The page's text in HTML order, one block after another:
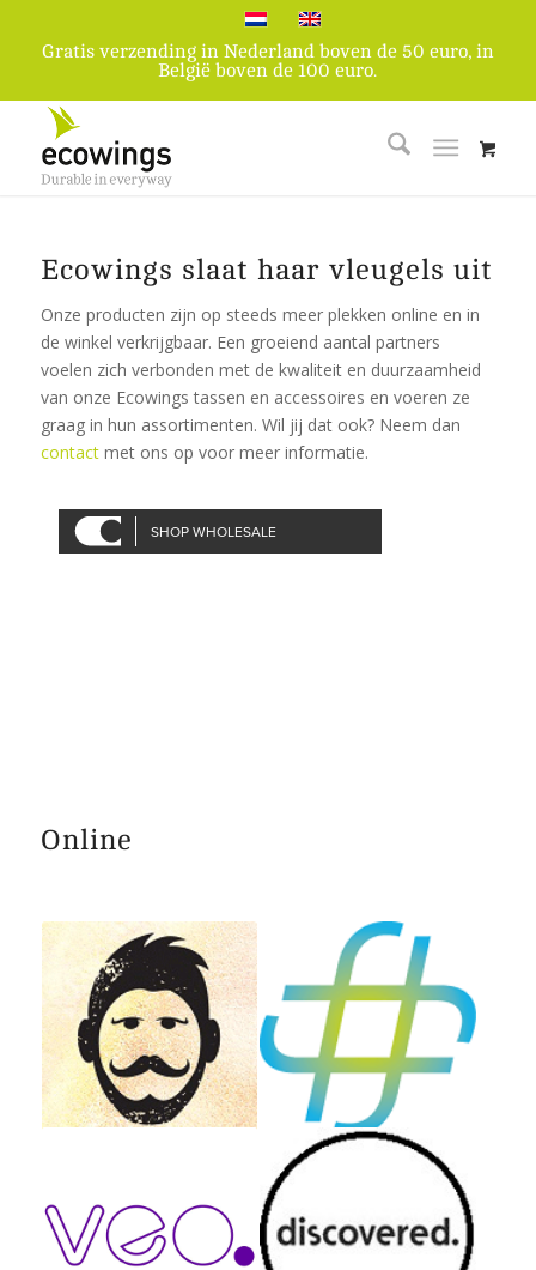
Gratis verzending in Nederland boven de 50 euro, in
België boven de 100 euro.
Ecowings slaat haar vleugels uit
Onze producten zijn op steeds meer plekken online en in
de winkel verkrijgbaar. Een groeiend aantal partners
voelen zich verbonden met de kwaliteit en duurzaamheid
van onze Ecowings tassen en accessoires en voeren ze
graag in hun assortimenten. Wil jij dat ook? Neem dan
contactmet ons op voor meer informatie.
Online